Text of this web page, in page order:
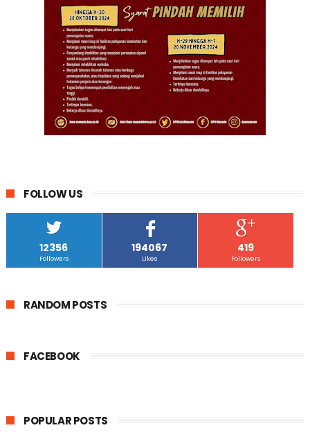
FOLLOW US
12356
Followers
194067
Likes
419
Followers
RANDOM POSTS
FACEBOOK
POPULAR POSTS